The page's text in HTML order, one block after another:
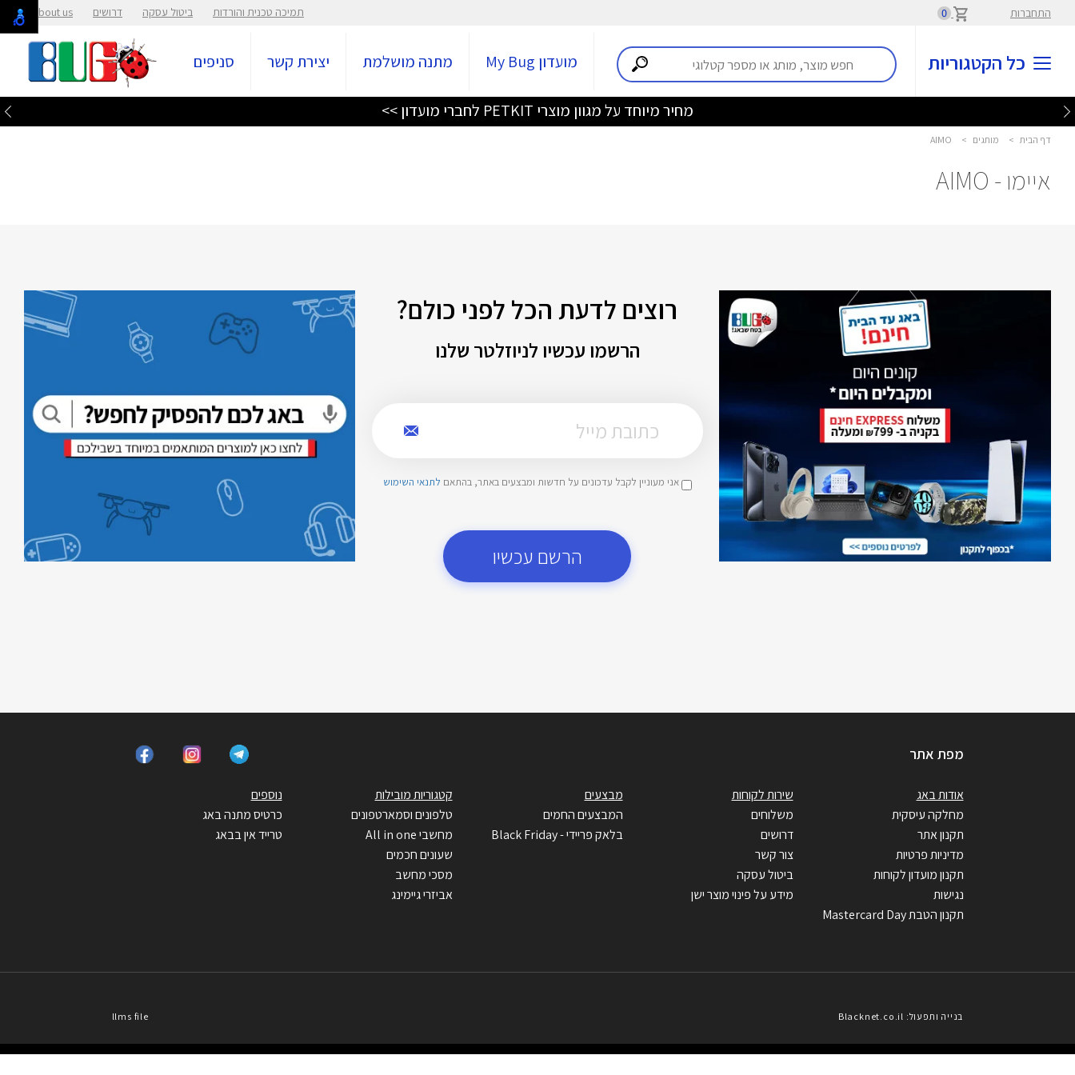
התחברות 0 תמיכה טכנית והורדות ביטול עסקה דרושים About us
כל הקטגוריות מועדון My Bug מתנה מושלמת יצירת קשר סניפים
מחיר מיוחד על מגוון מוצרי PETKIT לחברי מועדון >>
דף הבית > מותגים >
AIMO
איימו - AIMO
רוצים לדעת הכל לפני כולם?
הרשמו עכשיו לניוזלטר שלנו
אני מעוניין לקבל עדכונים על חדשות ומבצעים באתר, בהתאם לתנאי השימוש
הרשם עכשיו
מפת אתר
אודות באג
מחלקה עיסקית
תקנון אתר
מדיניות פרטיות
תקנון מועדון לקוחות
נגישות
תקנון הטבת Mastercard Day
שירות לקוחות
משלוחים
דרושים
צור קשר
ביטול עסקה
מידע על פינוי מוצר ישן
מבצעים
המבצעים החמים
בלאק פריידי - Black Friday
קטגוריות מובילות
טלפונים וסמארטפונים
מחשבי All in one
שעונים חכמים
מסכי מחשב
אביזרי גיימינג
נוספים
כרטיס מתנה באג
טרייד אין בבאג
llms file בנייה ותפעול: Blacknet.co.il